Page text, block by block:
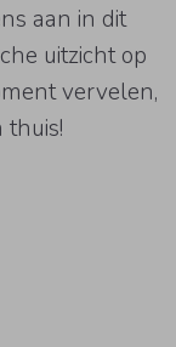
aan in dit
uitzicht op
vervelen,
thuis!